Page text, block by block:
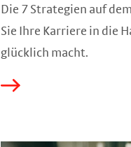
Die 7 Strategien auf
Sie Ihre Karriere in die
glücklich macht.